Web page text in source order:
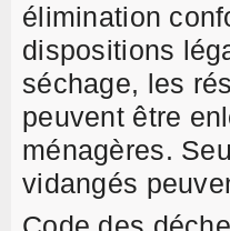
élimination
dispositions
séchage, les
peuvent être
ménagères.
vidangés